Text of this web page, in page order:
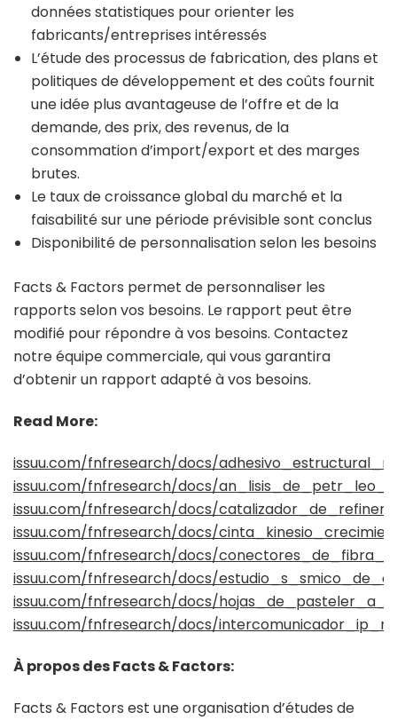
données statistiques pour orienter les
fabricants/entreprises intéressés
L’étude des processus de fabrication, des plans et
politiques de développement et des coûts fournit
une idée plus avantageuse de l’offre et de la
demande, des prix, des revenus, de la
consommation d’import/export et des marges
brutes.
Le taux de croissance global du marché et la
faisabilité sur une période prévisible sont conclus
Disponibilité de personnalisation selon les besoins
Facts & Factors permet de personnaliser les
rapports selon vos besoins. Le rapport peut être
modifié pour répondre à vos besoins. Contactez
notre équipe commerciale, qui vous garantira
d’obtenir un rapport adapté à vos besoins.
Read More:
issuu.com/fnfresearch/docs/
issuu.com/fnfresearch/docs/
issuu.com/fnfresearch/docs/
issuu.com/fnfresearch/docs/
issuu.com/fnfresearch/docs/
issuu.com/fnfresearch/docs/
issuu.com/fnfresearch/docs/
issuu.com/fnfresearch/docs/
À propos des Facts & Factors:
Facts & Factors est une organisation d’études de